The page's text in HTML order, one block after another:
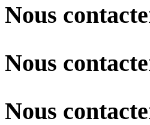
Nous
Nous
Nous